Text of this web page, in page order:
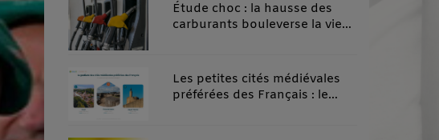
Étude choc : la hausse des
carburants bouleverse la vie
Les petites cités médiévales
préférées des Français : le